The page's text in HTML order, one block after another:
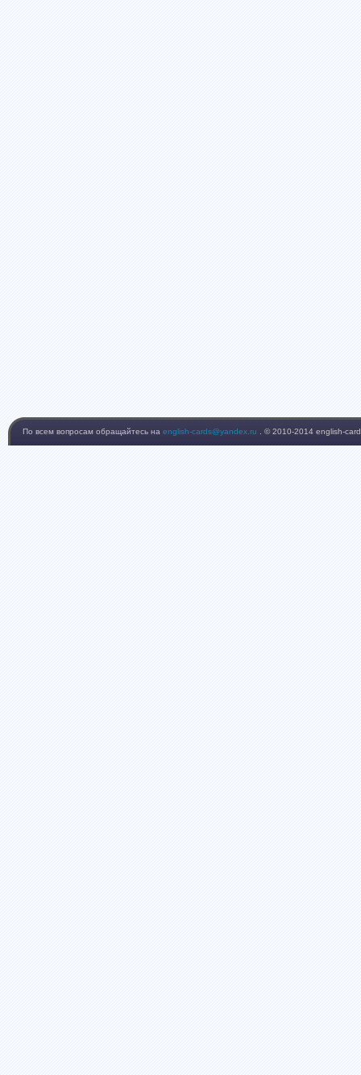
По всем вопросам обращайтесь на english-cards@yandex.ru . © 2010-2014 english-